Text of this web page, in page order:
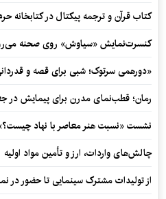
کتاب قرآن و ترجمه پیکتال در کتابخانه
کنسرت‌نمایش «سیاوش» روی صحنه
«دورهمی سرتوک؛ شبی برای قصه و
رمان؛ قطب‌نمای مدرن برای پیمایش در
نشست «نسبت هنر معاصر با نهاد
چالش‌های واردات، ارز و تأمین مواد اولیه
از تولیدات مشترک سینمایی تا حضور در